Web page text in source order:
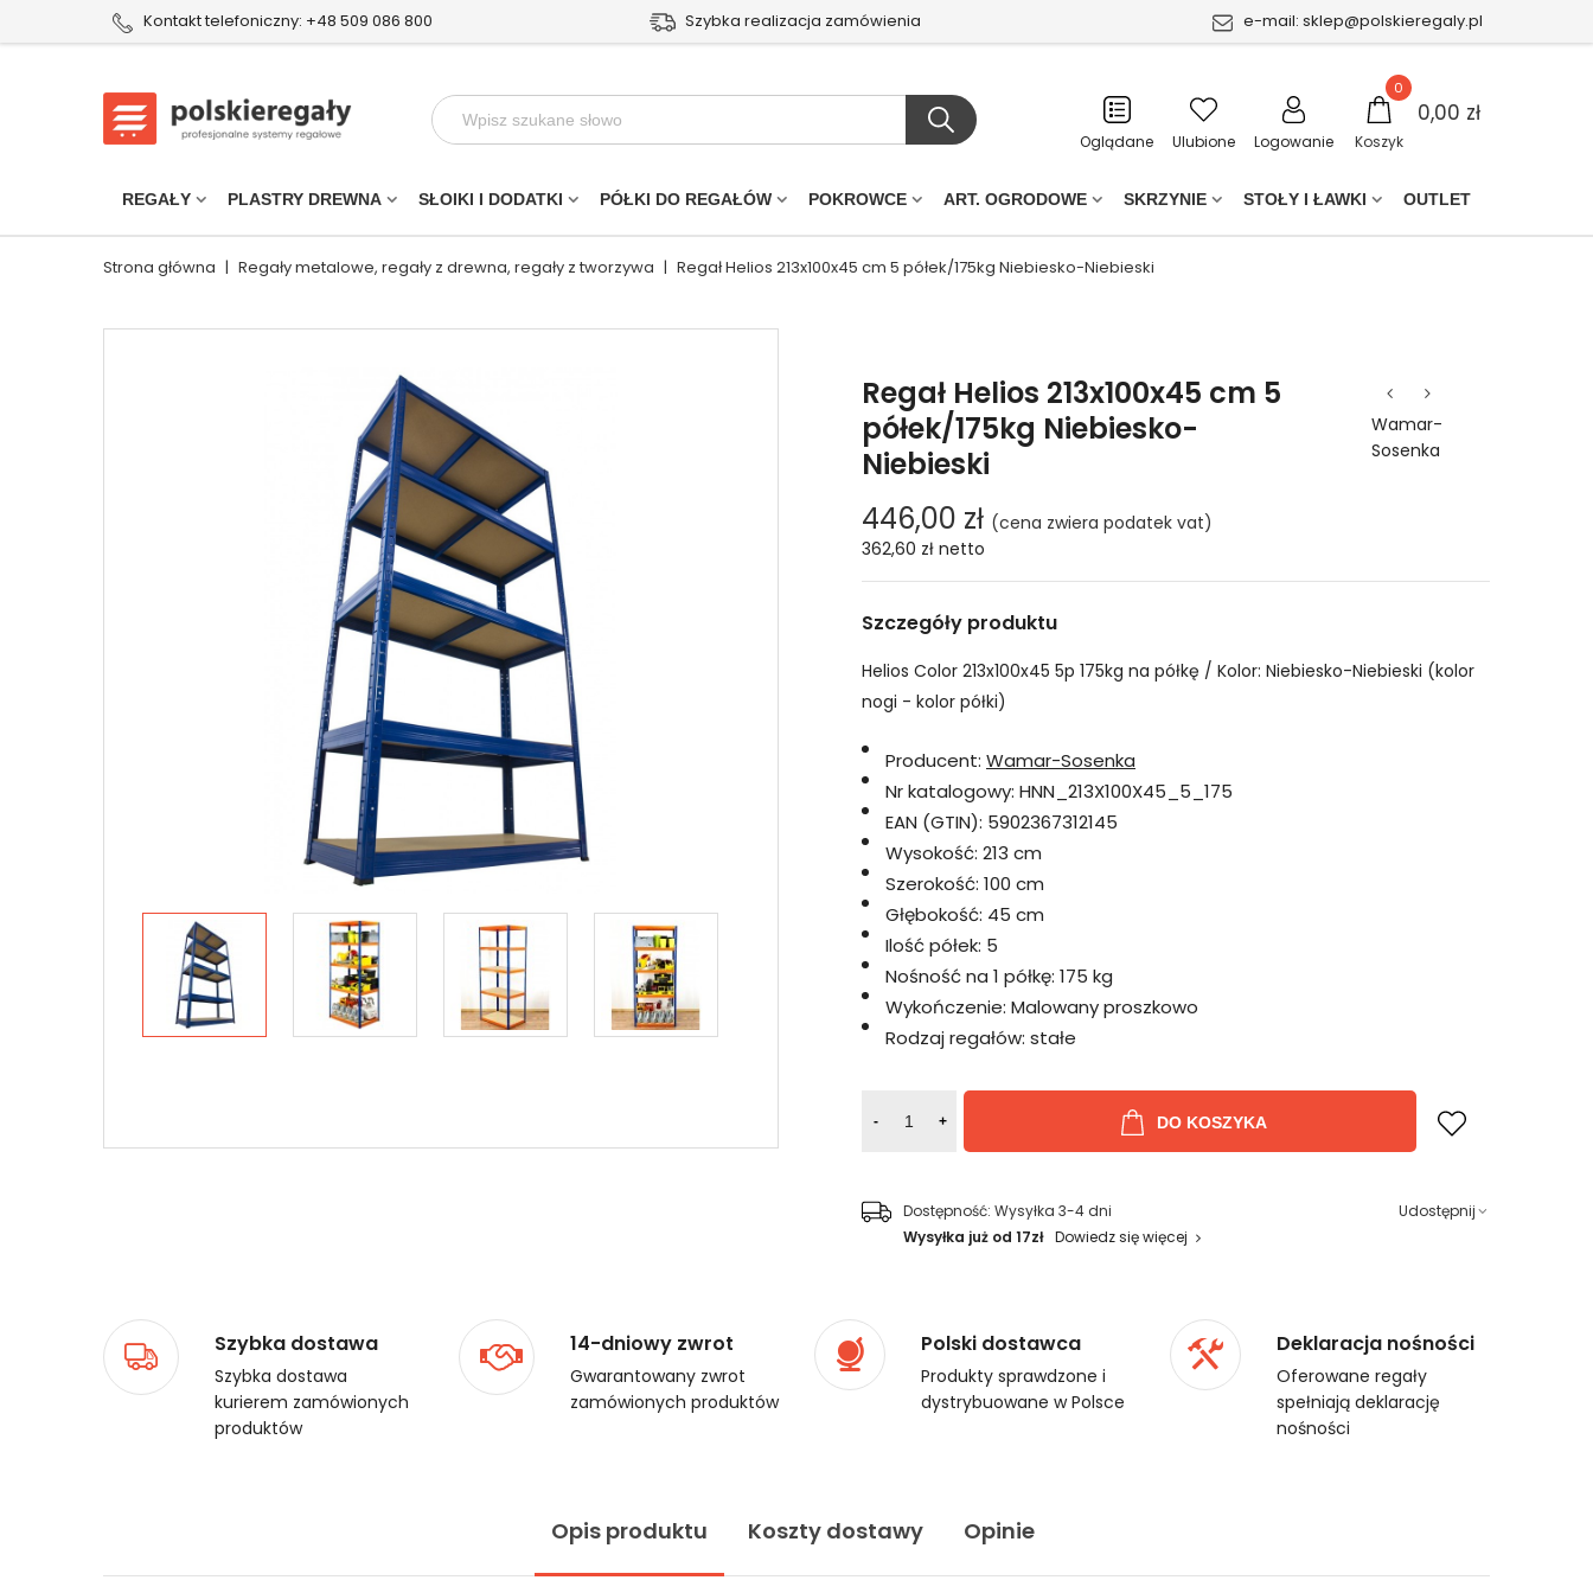
Kontakt telefoniczny: +48 509 086 800 Szybka realizacja zamówienia e-mail: sklep@polskieregaly.pl
Oglądane Ulubione Logowanie Koszyk
0
0,00 zł
REGAŁY PLASTRY DREWNA SŁOIKI I DODATKI PÓŁKI DO REGAŁÓW POKROWCE ART. OGRODOWE SKRZYNIE STOŁY I ŁAWKI OUTLET
Strona główna | Regały metalowe, regały z drewna, regały z tworzywa | Regał Helios 213x100x45 cm 5 półek/175kg Niebiesko-Niebieski
Regał Helios 213x100x45 cm 5
półek/175kg Niebiesko-
Niebieski
Wamar-
Sosenka
446,00 zł (cena zwiera podatek vat)
362,60 zł netto
Szczegóły produktu
Helios Color 213x100x45 5p 175kg na półkę / Kolor: Niebiesko-Niebieski (kolor
nogi - kolor półki)
Producent: Wamar-Sosenka
Nr katalogowy: HNN_213X100X45_5_175
EAN (GTIN): 5902367312145
Wysokość: 213 cm
Szerokość: 100 cm
Głębokość: 45 cm
Ilość półek: 5
Nośność na 1 półkę: 175 kg
Wykończenie: Malowany proszkowo
Rodzaj regałów: stałe
- + DO KOSZYKA
Dostępność: Wysyłka 3-4 dni
Wysyłka już od 17zł Dowiedz się więcej
Udostępnij
Szybka dostawa
Szybka dostawa
kurierem zamówionych
produktów
14-dniowy zwrot
Gwarantowany zwrot
zamówionych produktów
Polski dostawca
Produkty sprawdzone i
dystrybuowane w Polsce
Deklaracja nośności
Oferowane regały
spełniają deklarację
nośności
Opis produktu Koszty dostawy Opinie